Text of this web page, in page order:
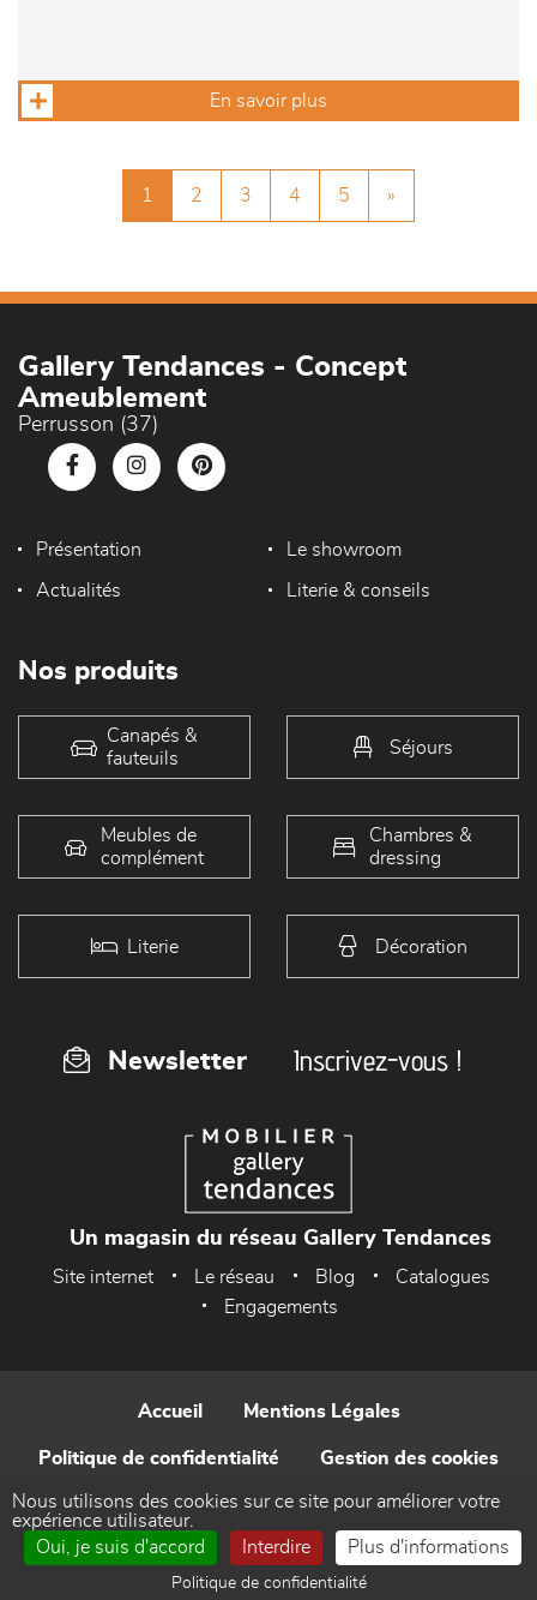
En savoir plus
1 2 3 4 5 »
Gallery Tendances - Concept
Ameublement
Perrusson (37)
Présentation Le showroom
Actualités Literie & conseils
Nos produits
Canapés &
fauteuils
Séjours
Meubles de
complément
Chambres &
dressing
Literie Décoration
Newsletter Inscrivez-vous !
Un magasin du réseau Gallery Tendances
Site internet Le réseau Blog
Catalogues
Engagements
Accueil Mentions Légales
Politique de confidentialité Gestion des cookies
Contact
Réalisé par WEB Enseignes
Nous utilisons des cookies sur ce site pour améliorer votre
expérience utilisateur.
Oui, je suis d'accord
Interdire Plus d'informations
Politique de confidentialité